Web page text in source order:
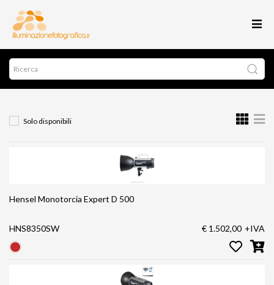
Solo disponibili
Hensel Monotorcia Expert D 500
HNS8350SW € 1.502,00 +IVA